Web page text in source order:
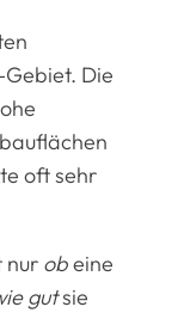
Die
oft sehr
nur obeine
gutsie